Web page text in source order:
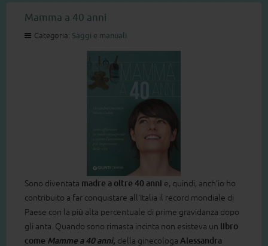
Mamma a 40 anni
Categoria: Saggi e manuali
Sono diventata madre a oltre 40 anni e, quindi, anch’io ho
contribuito a far conquistare all’Italia il record mondiale di
Paese con la più alta percentuale di prime gravidanza dopo
gli anta. Quando sono rimasta incinta non esisteva un libro
come Mamme a 40 anni, della ginecologa Alessandra